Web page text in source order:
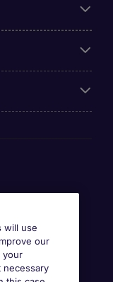
will use
our
your
necessary